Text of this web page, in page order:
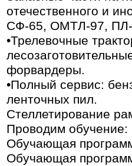
отечественного и
СФ-65, ОМТЛ-97, ПЛ-
•Трелевочные
форвардеры.
•Полный сервис:
ленточных пил.
Стеллетирование
Проводим обучение:
Обучающая
Обучающая